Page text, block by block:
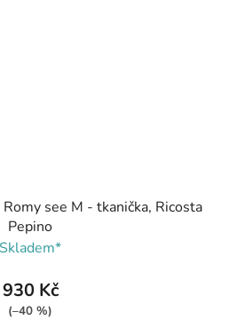
see M - tkanička, Ricosta
Pepino
Skladem*
930 Kč
(–40 %)